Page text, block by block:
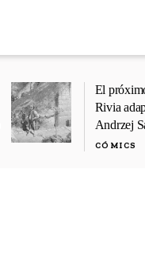
El
Rivia
Andrzej
CÓMICS